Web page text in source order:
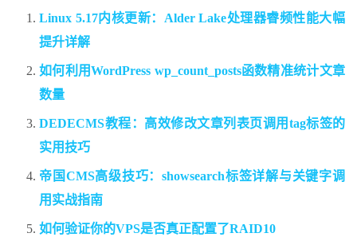
Linux 5.17内核更新：Alder Lake处理器睿频性能大幅
提升详解
如何利用WordPress wp_count_posts函数精准统计文章
数量
DEDECMS教程：高效修改文章列表页调用tag标签的
实用技巧
帝国CMS高级技巧：showsearch标签详解与关键字调
用实战指南
如何验证你的VPS是否真正配置了RAID10